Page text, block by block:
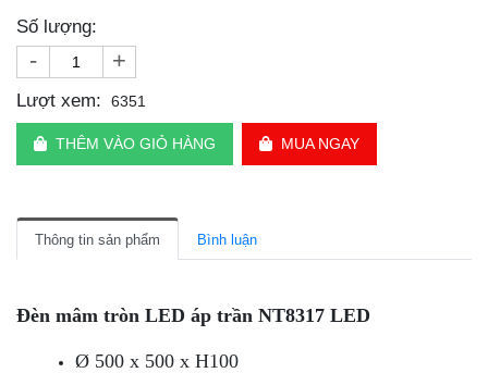
Số lượng:
- +
Lượt xem: 6351
THÊM VÀO GIỎ HÀNG MUA NGAY
Thông tin sản phẩm Bình luận
Đèn mâm tròn LED áp trần NT8317 LED
Ø 500 x 500 x H100